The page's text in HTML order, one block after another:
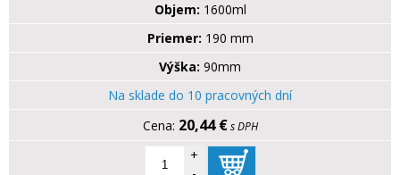
Objem: 1600ml
Priemer: 190 mm
Výška: 90mm
Na sklade do 10 pracovných dní
20,44 € s DPH
+